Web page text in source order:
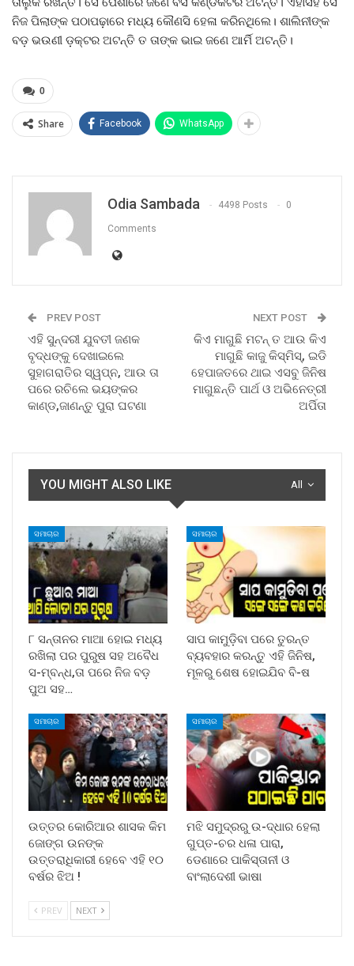
ନିଜ ପିଲାଙ୍କ ପଠାପଢ଼ାରେ ମଧ୍ୟ କୌଣସି ହେଳା କରିନଥିଲେ। ଶାଲିନୀଙ୍କ
ବଡ଼ ଭଉଣୀ ଡ଼କ୍ଟର ଅଟନ୍ତି ତ ତାଙ୍କ ଭାଇ ଜଣେ ଆର୍ମି ଅଟନ୍ତି।
0
Share Facebook WhatsApp
Odia Sambada 4498 Posts 0
Comments
PREV POST
ଏହି ସୁନ୍ଦରୀ ଯୁବତୀ ଜଣକ
ବୃଦ୍ଧଙ୍କୁ ଦେଖାଇଲେ
ସୁହାଗରାତିର ସ୍ୱପ୍ନ, ଆଉ ତା
ପରେ ରଚିଲେ ଭୟଙ୍କର
କାଣ୍ଡ,ଜାଣନ୍ତୁ ପୁରା ଘଟଣା
NEXT POST
କିଏ ମାଗୁଛି ମଟନ୍‌ ତ ଆଉ କିଏ
ମାଗୁଛି କାଜୁ କିସ୍‌ମିସ୍‌, ଇଡି
ହେପାଜତରେ ଥାଇ ଏସବୁ ଜିନିଷ
ମାଗୁଛନ୍ତି ପାର୍ଥ ଓ ଅଭିନେତ୍ରୀ
ଅର୍ପିତା
All
YOU MIGHT ALSO LIKE
ସମାଚାର
୮ ସନ୍ତାନର ମାଆ ହୋଇ ମଧ୍ୟ
ରଖିଲା ପର ପୁରୁଷ ସହ ଅବୈଧ
ସ-ମ୍ବନ୍ଧ,ତା ପରେ ନିଜ ବଡ଼
ପୁଅ ସହ…
ସମାଚାର
ସାପ କାମୁଡ଼ିବା ପରେ ତୁରନ୍ତ
ବ୍ୟବହାର କରନ୍ତୁ ଏହି ଜିନିଷ,
ମୂଳରୁ ଶେଷ ହୋଇଯିବ ବି-ଷ
ସମାଚାର
ଉତ୍ତର କୋରିଆର ଶାସକ କିମ
ଜୋଙ୍ଗ ଉନଙ୍କ
ଉତ୍ତରାଧିକାରୀ ହେବେ ଏହି ୧୦
ବର୍ଷର ଝିଅ !
ସମାଚାର
ମଝି ସମୁଦ୍ରରୁ ଉ-ଦ୍ଧାର ହେଲା
ଗୁପ୍ତ-ଚର ଧଳା ପାରା,
ଡେଣାରେ ପାକିସ୍ତାନୀ ଓ
ବାଂଲାଦେଶୀ ଭାଷା
PREV NEXT